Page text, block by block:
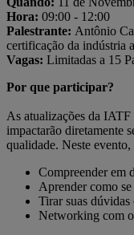
Hora: 09:00 - 12:00
Palestrante: Antônio
certificação da indústria
Vagas: Limitadas a 15
Por que participar?
As atualizações da
impactarão diretamente
qualidade. Neste
Compreender em
Aprender como se
Tirar suas dúvidas
Networking com